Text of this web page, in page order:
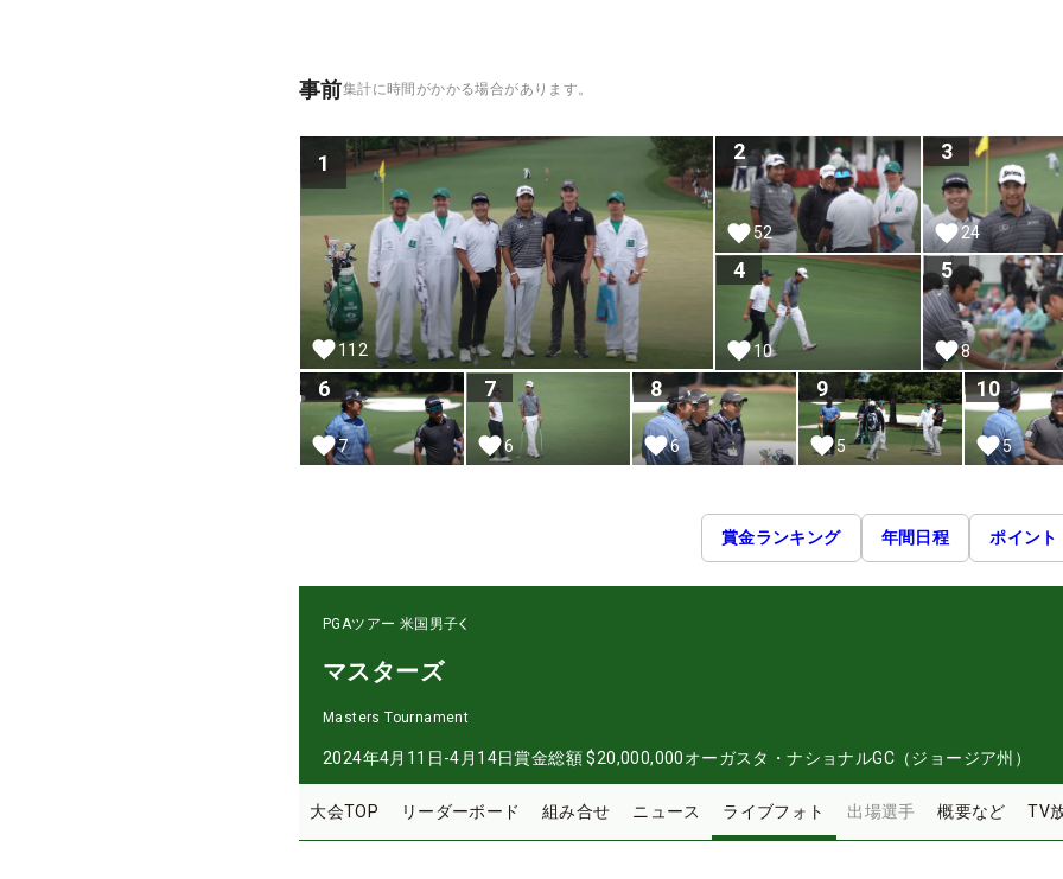
事前集計に時間がかかる場合があります。
1
112
2
52
3
24
4
10
5
8
6
7
7
6
8
6
9
5
10
5
賞金ランキング 年間日程 ポイント
PGAツアー 米国男子
マスターズ
Masters Tournament
2024年4月11日-4月14日賞金総額 $20,000,000オーガスタ・ナショナルGC（ジョージア州）
大会TOP リーダーボード 組み合せ ニュース ライブフォト 出場選手 概要など TV